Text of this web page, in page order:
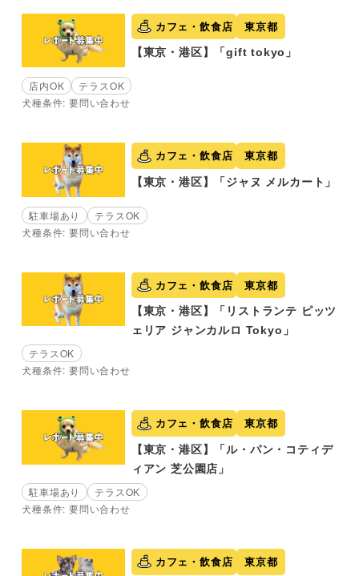
カフェ・飲食店 東京都
【東京・港区】「gift tokyo」
店内OK
テラスOK
犬種条件: 要問い合わせ
カフェ・飲食店 東京都
【東京・港区】「ジャヌ メルカート」
駐車場あり
テラスOK
犬種条件: 要問い合わせ
カフェ・飲食店 東京都
【東京・港区】「リストランテ ピッツ
ェリア ジャンカルロ Tokyo」
テラスOK
犬種条件: 要問い合わせ
カフェ・飲食店 東京都
【東京・港区】「ル・パン・コティデ
ィアン 芝公園店」
駐車場あり
テラスOK
犬種条件: 要問い合わせ
カフェ・飲食店 東京都